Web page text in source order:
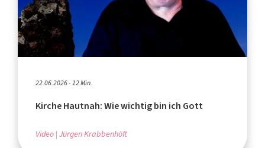
22.06.2026 - 12 Min.
Kirche Hautnah: Wie wichtig bin ich Gott
Video Jürgen Krabbenhöft